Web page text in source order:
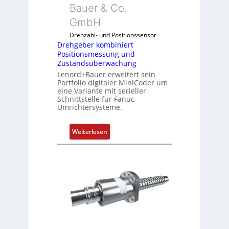
m
n
i
e
r
t
P
o
t
s
m
e
Bauer & Co.
GmbH
Drehzahl- und Positionssensor
Drehgeber kombiniert
Positionsmessung und
Zustandsüberwachung
Lenord+Bauer erweitert sein
Portfolio digitaler MiniCoder um
eine Variante mit serieller
Schnittstelle für Fanuc-
Umrichtersysteme.
Weiterlesen:
D
g
e
b